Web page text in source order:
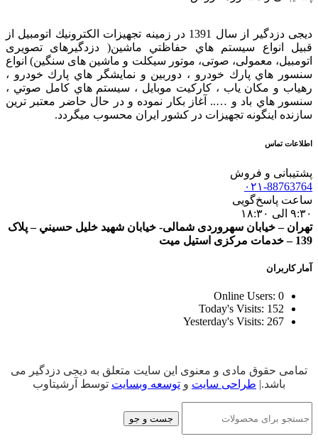
دیجی دزدگیر از سال 1391 در زمينه تجهيزات الكترونيك اتومبیل از
قبيل انواع سيستم هاي حفاظتي ماشین( دزدگيرهای تصویری
اتومبیل، معمولی، صوتی، موتور سیکلت و ماشین های سنگین) انواع
سنسور هاي پارك خودرو ، دوربين و نمايشگر هاي پارك خودرو ،
رهياب و مكان ياب ، كاركيت موبايل ، سيستم هاي كامل صوتي ،
سنسور هاي باد و ….. آغاز بكار نموده و در حال حاضر معتبر ترين
سازنده اينگونه تجهيزات در كشور ایران محسوب ميگردد.
اطلاعات تماس
پشتیبانی و فروش
۰۲۱-88763764
ساعت پاسخ‌گویی
۹:۳۰ الی ۱۸:۳۰
تهران – خيابان سهروردی شمالی- خيابان شهيد خليل حسيني – پلاک
139 – خدمات مرکزی استیل میت
آمار کاربران
Online Users: 0
Today's Visits: 152
Yesterday's Visits: 267
تمامی حقوق مادی و معنوی این سایت متعلق به دیجی دزدگیر می
باشد.| طراحی سایت و توسعه وبسایت توسط آرشیتاوب
جست و جو